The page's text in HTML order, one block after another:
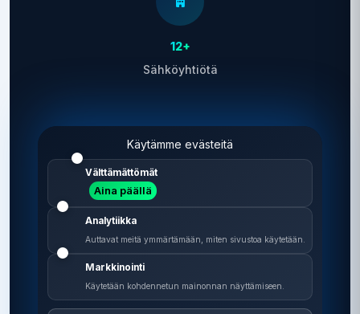
12+
Sähköyhtiötä
Vertailu vie aikaa
Käytämme evästeitä
Välttämättömät
Aina päällä
Analytiikka
Auttavat meitä ymmärtämään, miten sivustoa käytetään.
Markkinointi
Käytetään kohdennetun mainonnan näyttämiseen.